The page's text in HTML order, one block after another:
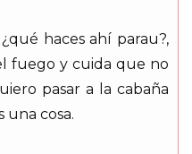
haces ahí parau?,
fuego y cuida que no
pasar a la cabaña
una cosa.